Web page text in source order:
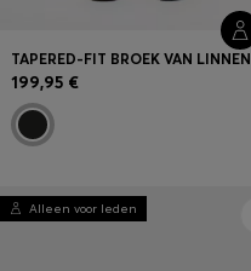
TAPERED-FIT BROEK VAN LINNEN
199,95 €
Alleen voor leden